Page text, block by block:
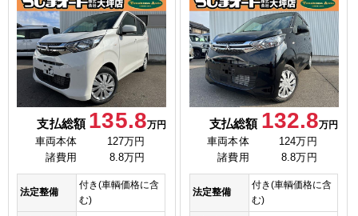
支払総額 135.8万円
車両本体
127万円
諸費用
8.8万円
法定整備
付き(車輌価格に含
む)
支払総額 132.8万円
車両本体
124万円
諸費用
8.8万円
法定整備
付き(車輌価格に含
む)